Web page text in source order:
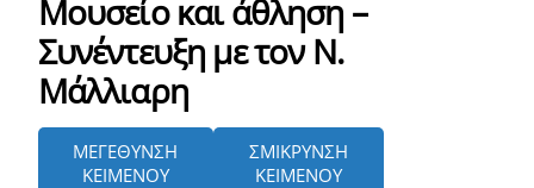
Μουσείο και άθληση –
Συνέντευξη με τον Ν.
Μάλλιαρη
ΜΕΓΕΘΥΝΣΗ
ΚΕΙΜΕΝΟΥ
ΣΜΙΚΡΥΝΣΗ
ΚΕΙΜΕΝΟΥ